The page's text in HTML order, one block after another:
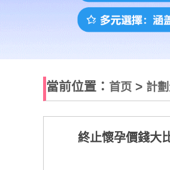
當前位置： 首页 > 計
終止懷孕價錢大